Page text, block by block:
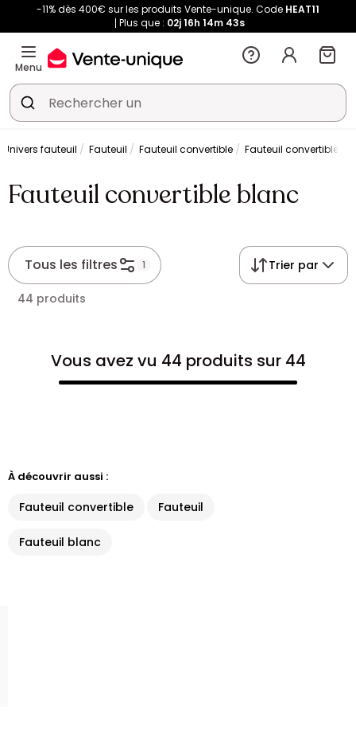
-11% dès 400€ sur les produits Vente-unique. Code HEAT11
Plus que : 02j16h 14m 42s
Menu
Univers fauteuil Fauteuil Fauteuil convertible Fauteuil convertible
Fauteuil convertible blanc
Tous les filtres 1 Trier par
44 produits
Vous avez vu 44 produits sur 44
À découvrir aussi :
Fauteuil convertible Fauteuil
Fauteuil blanc